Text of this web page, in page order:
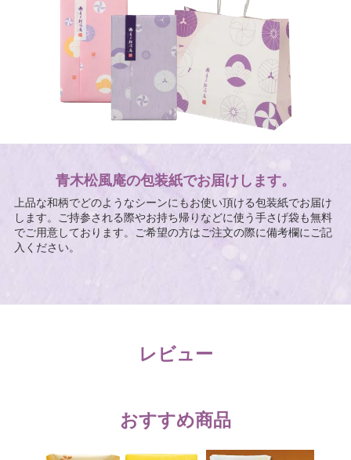
青木松風庵の包装紙でお届けします。
上品な和柄でどのようなシーンにもお使い頂ける包装紙でお届け
します。ご持参される際やお持ち帰りなどに使う手さげ袋も無料
でご用意しております。ご希望の方はご注文の際に備考欄にご記
入ください。
レビュー
おすすめ商品